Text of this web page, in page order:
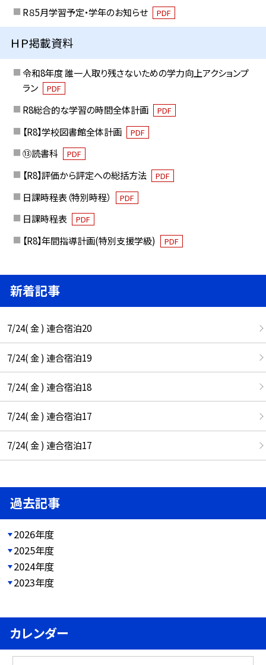
R８5月学習予定・学年のお知らせ PDF
ＨＰ掲載資料
令和8年度 誰一人取り残さないための学力向上アクションプ
ラン
PDF
R8総合的な学習の時間全体計画 PDF
【R8】学校図書館全体計画 PDF
⑬読書科 PDF
【R8】評価から評定への総括方法 PDF
日課時程表（特別時程） PDF
日課時程表 PDF
【R8】年間指導計画(特別支援学級) PDF
新着記事
7/24( 金 ) 連合宿泊20
7/24( 金 ) 連合宿泊19
7/24( 金 ) 連合宿泊18
7/24( 金 ) 連合宿泊17
7/24( 金 ) 連合宿泊17
過去記事
2026年度
2025年度
2024年度
2023年度
カレンダー